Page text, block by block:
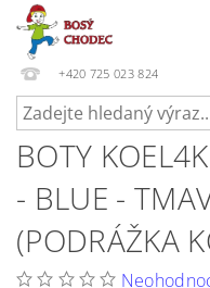
+420 725 023 824
BOTY
- BLUE -
(PODRÁŽKA